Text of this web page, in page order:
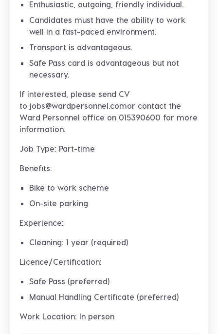
Enthusiastic, outgoing, friendly individual.
Candidates must have the ability to work
well in a fast-paced environment.
Transport is advantageous.
Safe Pass card is advantageous but not
necessary.
If interested, please send CV
to jobs@wardpersonnel.comor contact the
Ward Personnel office on 015390600 for more
information.
Job Type: Part-time
Benefits:
Bike to work scheme
On-site parking
Experience:
Cleaning: 1 year (required)
Licence/Certification:
Safe Pass (preferred)
Manual Handling Certificate (preferred)
Work Location: In person